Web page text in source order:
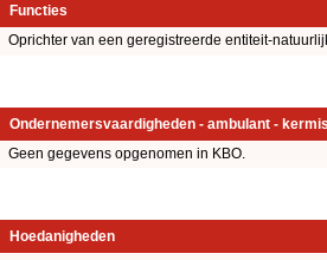
Functies
Oprichter van een geregistreerde entiteit-
Ondernemersvaardigheden - ambulant -
Geen gegevens opgenomen in KBO.
Hoedanigheden